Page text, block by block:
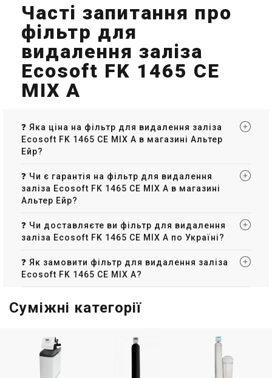
Часті запитання про
фільтр для
видалення заліза
Ecosoft FK 1465 CE
MIX A
❓ Яка ціна на фільтр для видалення заліза
Ecosoft FK 1465 CE MIX A в магазині Альтер
Ейр?
❓ Чи є гарантія на фільтр для видалення
заліза Ecosoft FK 1465 CE MIX A в магазині
Альтер Ейр?
❓ Чи доставляєте ви фільтр для видалення
заліза Ecosoft FK 1465 CE MIX A по Україні?
❓ Як замовити фільтр для видалення заліза
Ecosoft FK 1465 CE MIX A?
Суміжні категорії